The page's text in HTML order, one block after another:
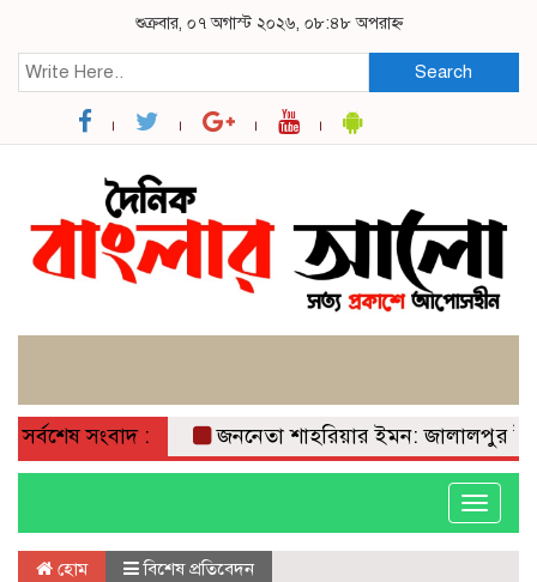
শুক্রবার, ০৭ অগাস্ট ২০২৬, ০৮:৪৮ অপরাহ্ন
Search
সর্বশেষ সংবাদ : জননেতা শাহরিয়ার ইমন: জালালপুর
Toggle
হোম বিশেষ প্রতিবেদন